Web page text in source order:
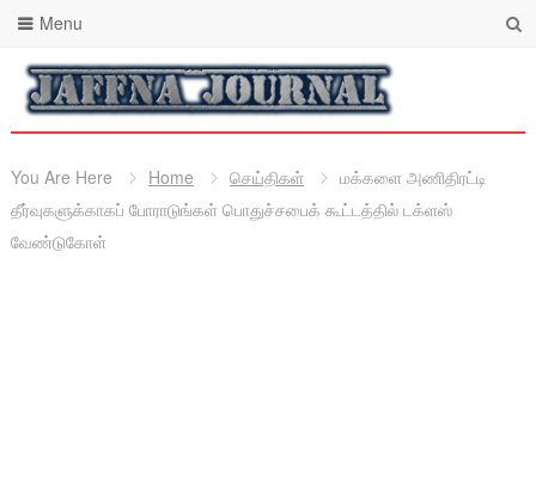
Menu
You Are Here Home செய்திகள்
மக்களை அணிதிரட்டி
தீர்வுகளுக்காகப் போராடுங்கள் பொதுச்சபைக் கூட்டத்தில் டக்ளஸ்
வேண்டுகோள்